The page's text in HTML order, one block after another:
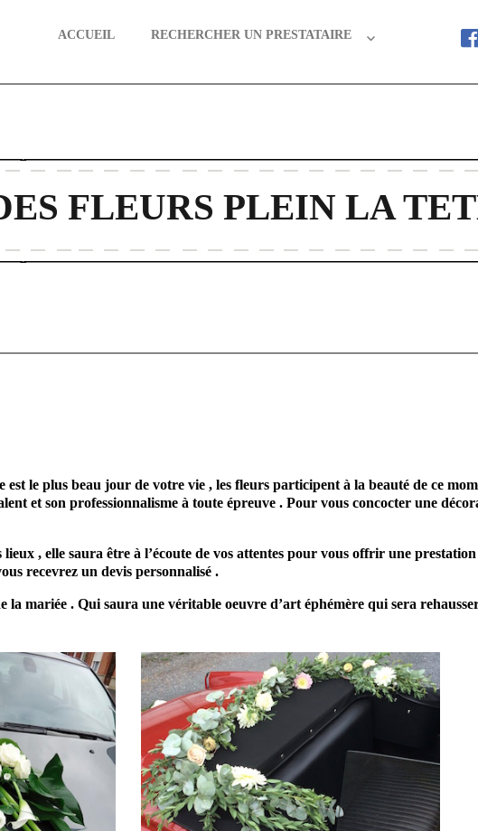
ACCUEIL RECHERCHER UN PRESTATAIRE
FLEURS PLEIN LA
le plus beau jour de votre vie , les fleurs participent à la beauté de ce
et son professionnalisme à toute épreuve . Pour vous concocter une
, elle saura être à l’écoute de vos attentes pour vous offrir une
recevrez un devis personnalisé .
mariée . Qui saura une véritable oeuvre d’art éphémère qui sera